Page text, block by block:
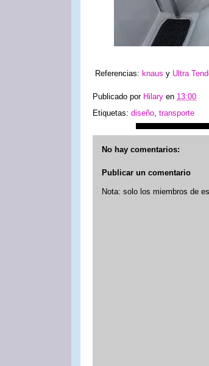
Referencias: knaus y Ultra
Publicado por Hilary en 13:00
Etiquetas: diseño transporte
No hay comentarios:
Publicar un comentario
Nota: solo los miembros de